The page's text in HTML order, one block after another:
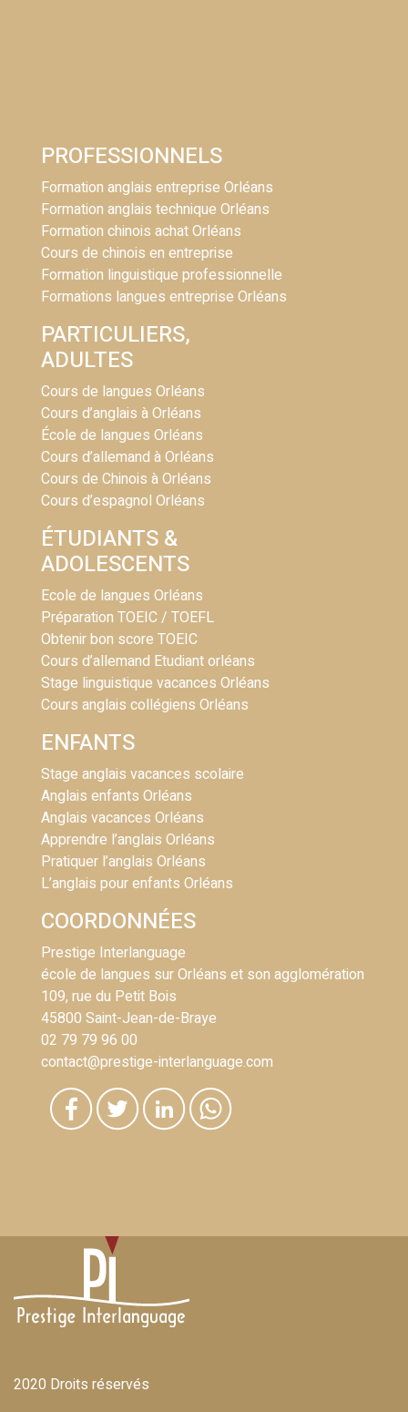
PROFESSIONNELS
Formation anglais entreprise Orléans
Formation anglais technique Orléans
Formation chinois achat Orléans
Cours de chinois en entreprise
Formation linguistique professionnelle
Formations langues entreprise Orléans
PARTICULIERS,
ADULTES
Cours de langues Orléans
Cours d’anglais à Orléans
École de langues Orléans
Cours d’allemand à Orléans
Cours de Chinois à Orléans
Cours d’espagnol Orléans
ÉTUDIANTS &
ADOLESCENTS
Ecole de langues Orléans
Préparation TOEIC / TOEFL
Obtenir bon score TOEIC
Cours d’allemand Etudiant orléans
Stage linguistique vacances Orléans
Cours anglais collégiens Orléans
ENFANTS
Stage anglais vacances scolaire
Anglais enfants Orléans
Anglais vacances Orléans
Apprendre l’anglais Orléans
Pratiquer l’anglais Orléans
L’anglais pour enfants Orléans
COORDONNÉES
Prestige Interlanguage
école de langues sur Orléans et son agglomération
109, rue du Petit Bois
45800 Saint-Jean-de-Braye
02 79 79 96 00
contact@prestige-interlanguage.com
2020 Droits réservés